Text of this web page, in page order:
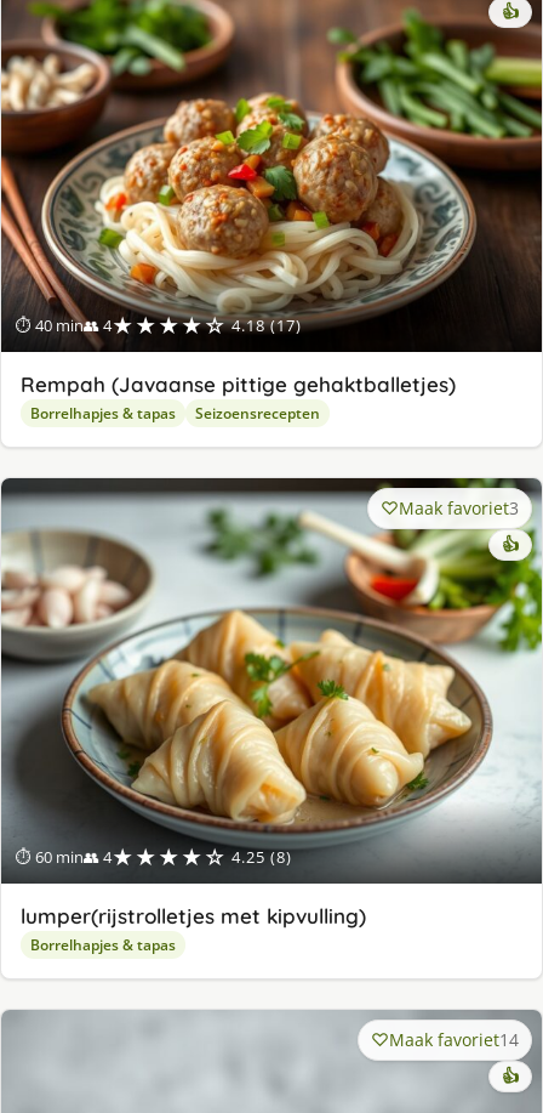
⏱ 40 min👥 4★★★★☆ 4.18 (17)
👍
Rempah (Javaanse pittige gehaktballetjes)
Borrelhapjes & tapas Seizoensrecepten
⏱ 60 min👥 4★★★★☆ 4.25 (8)
Maak favoriet3
👍
lumper(rijstrolletjes met kipvulling)
Borrelhapjes & tapas
Maak favoriet14
👍